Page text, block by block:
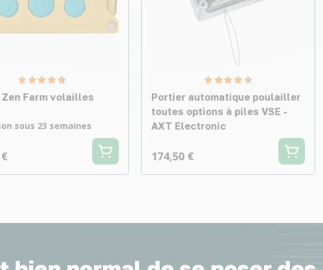
Farm volailles
sous 23 semaines
Portier automatique poulailler
toutes options à piles VSE -
AXT Electronic
174,50 €